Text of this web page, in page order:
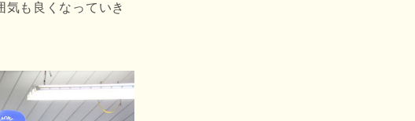
も良くなっていき